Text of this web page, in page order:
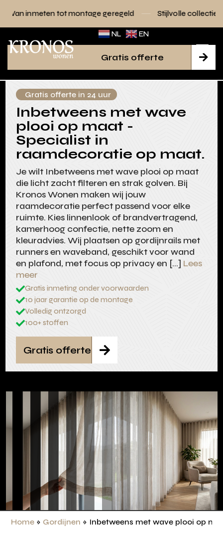
tot montage geregeld Stijlvolle collecties voor elk
NL EN

Gratis offerte
Gratis offerte in 24 uur
Inbetweens met wave
plooi op maat -
Specialist in
raamdecoratie op maat.
Je wilt Inbetweens met wave plooi op maat
die licht zacht filteren en strak golven. Bij
Kronos Wonen maken wij jouw
raamdecoratie perfect passend voor elke
ruimte. Kies linnenlook of brandvertragend,
kamerhoog confectie, nette zoom en
kleuradvies. Wij plaatsen op gordijnrails met
runners en waveband, geschikt voor wand
en plafond, met focus op privacy en […] Lees
meer
Gratis inmeting onder voorwaarden
10 jaar garantie op de montage
Volledig ontzorgd
100+ stoffen

Gratis offerte
Home » Gordijnen » Inbetweens met wave plooi op